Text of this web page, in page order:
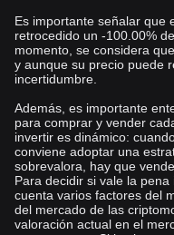
Es importante señalar que
retrocedido un -100.00%
momento, se considera
y aunque su precio puede
incertidumbre.
Además, es importante
para comprar y vender
invertir es dinámico:
conviene adoptar una
sobrevalora, hay que
Para decidir si vale la
cuenta varios factores del
del mercado de las
valoración actual en el